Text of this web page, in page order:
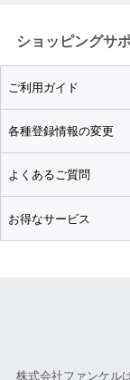
ショッピングサ
ご利用ガイド
各種登録情報の変更
よくあるご質問
お得なサービス
株式会社ファンケルは